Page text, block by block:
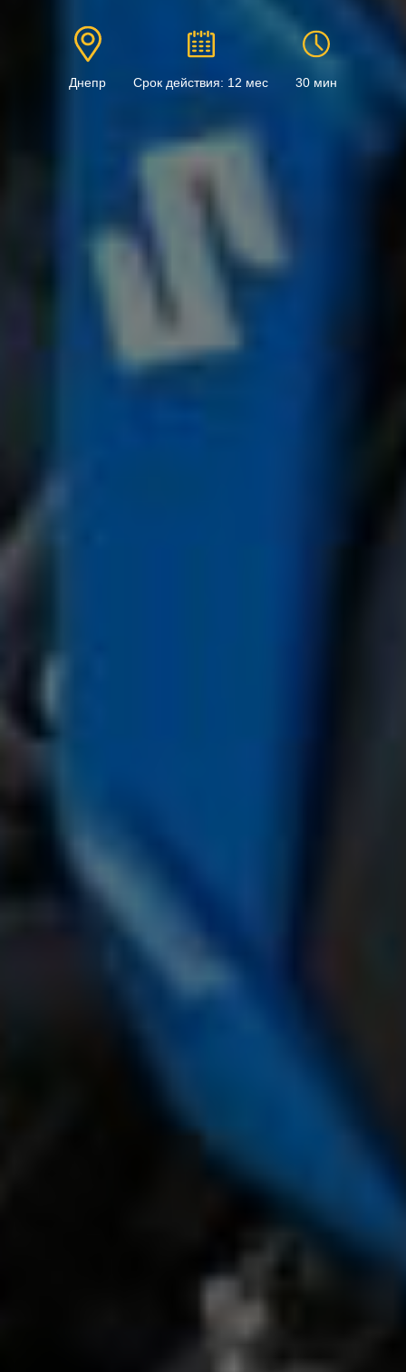
Днепр Срок действия: 12 мес 30 мин